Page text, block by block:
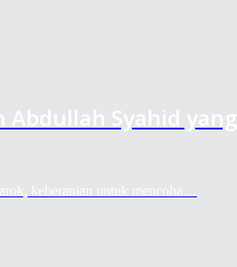
Abdullah Syahid yang
keberanian untuk mencoba…